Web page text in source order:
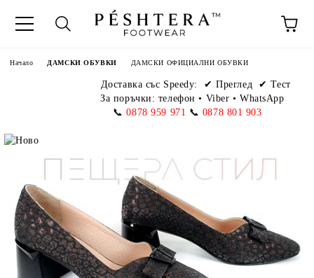
Начало ДАМСКИ ОБУВКИ ДАМСКИ ОФИЦИАЛНИ ОБУВКИ
Доставка със Speedy:
✔ Преглед ✔ Тест
За поръчки: телефон• Viber • WhatsApp
📞 0878 959 971 📞 0878 801 903